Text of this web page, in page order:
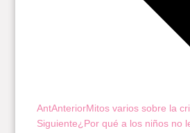
AntAnteriorMitos varios sobre la
Siguiente¿Por qué a los niños no